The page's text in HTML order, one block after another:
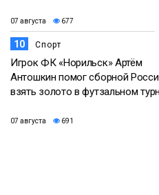
07 августа 677
10 Спорт
Игрок ФК «Норильск» Артём
Антошкин помог сборной
взять золото в футзальном
07 августа 691